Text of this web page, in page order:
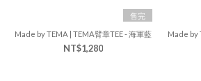
售完
Made by TEMA | TEMA臂章TEE - 海軍藍
NT$1,280
Made by